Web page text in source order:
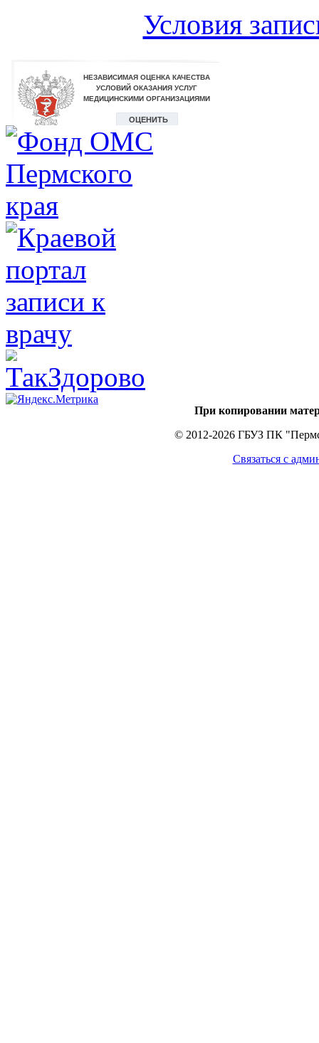
Условия
При копировании
© 2012-2026 ГБУЗ ПК
Связаться с